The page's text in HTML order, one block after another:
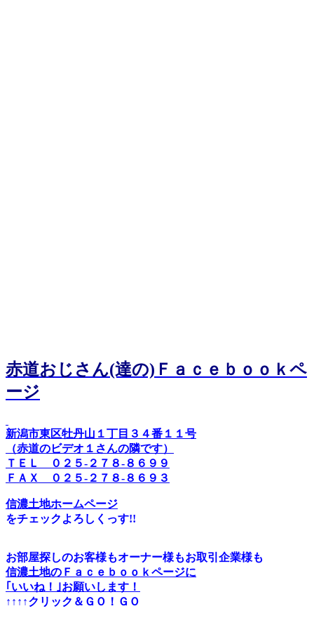
赤道おじさん(達の)Ｆａｃｅｂｏｏｋペ
ージ
新潟市東区牡丹山１丁目３４番１１号
（赤道のビデオ１さんの隣です）
ＴＥＬ ０２５-２７８-８６９９
ＦＡＸ ０２５-２７８-８６９３
信濃土地ホームページ
をチェックよろしくっす!!
お部屋探しのお客様もオーナー様もお取引企業様も
信濃土地のＦａｃｅｂｏｏｋページに
｢いいね！｣お願いします！
↑↑↑↑クリック＆ＧＯ！ＧＯ